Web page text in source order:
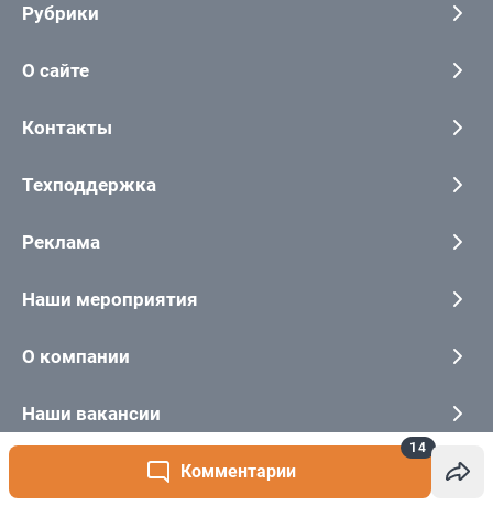
Комментарии
14